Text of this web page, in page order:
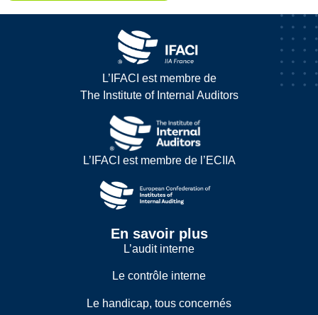
L’IFACI est membre de
The Institute of Internal Auditors
L’IFACI est membre de l’ECIIA
En savoir plus
L’audit interne
Le contrôle interne
Le handicap, tous concernés